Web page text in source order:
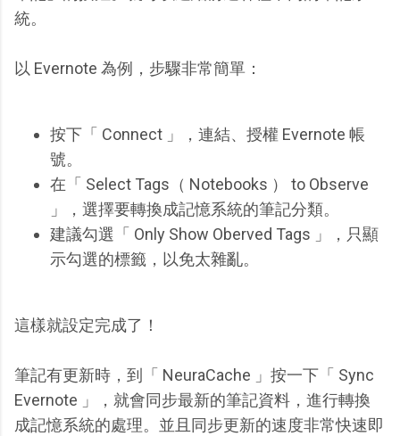
統。
以 Evernote 為例，步驟非常簡單：
按下「 Connect 」，連結、授權 Evernote 帳
號。
在「 Select Tags（ Notebooks ） to Observe
」，選擇要轉換成記憶系統的筆記分類。
建議勾選「 Only Show Oberved Tags 」，只顯
示勾選的標籤，以免太雜亂。
這樣就設定完成了！
筆記有更新時，到「 NeuraCache 」按一下「 Sync
Evernote 」，就會同步最新的筆記資料，進行轉換
成記憶系統的處理。並且同步更新的速度非常快速即